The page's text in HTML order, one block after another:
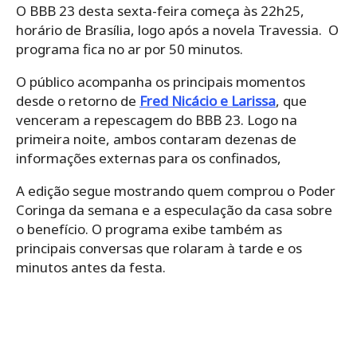
O BBB 23 desta sexta-feira começa às 22h25,
horário de Brasília, logo após a novela Travessia. O
programa fica no ar por 50 minutos.
O público acompanha os principais momentos
desde o retorno de Fred Nicácio e Larissa, que
venceram a repescagem do BBB 23. Logo na
primeira noite, ambos contaram dezenas de
informações externas para os confinados,
A edição segue mostrando quem comprou o Poder
Coringa da semana e a especulação da casa sobre
o benefício. O programa exibe também as
principais conversas que rolaram à tarde e os
minutos antes da festa.